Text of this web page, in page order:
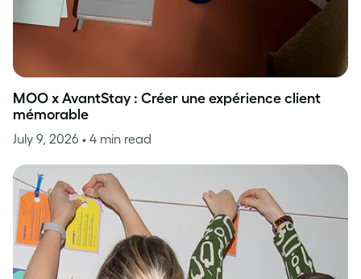
MOO x AvantStay : Créer une expérience client
mémorable
July 9, 2026 • 4 min read